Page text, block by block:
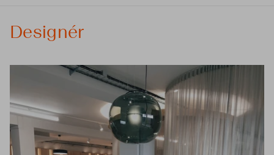
Designér